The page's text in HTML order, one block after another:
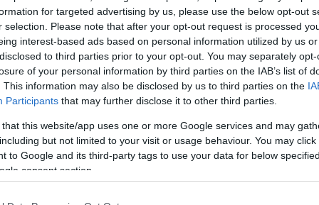
for targeted advertising by us, please use the below opt-out
selection. Please note that after your opt-out request is processed
interest-based ads based on personal information utilized by us
to third parties prior to your opt-out. You may separately
of your personal information by third parties on the IAB’s list of
This information may also be disclosed by us to third parties on the
Participants that may further disclose it to other third parties.
that this website/app uses one or more Google services and may
but not limited to your visit or usage behaviour. You may
to Google and its third-party tags to use your data for below
consent section.
παιδιά να ουρλιάζουν και τρέχουν κατά τον
το νότιο τμήμα των Φιλιππίνων. Σήμερα ήταν η
σχολεία από τις ενδιάμεσες καλοκαιρινές
FILIPINAS
a la bandera en el primer día de clases, se